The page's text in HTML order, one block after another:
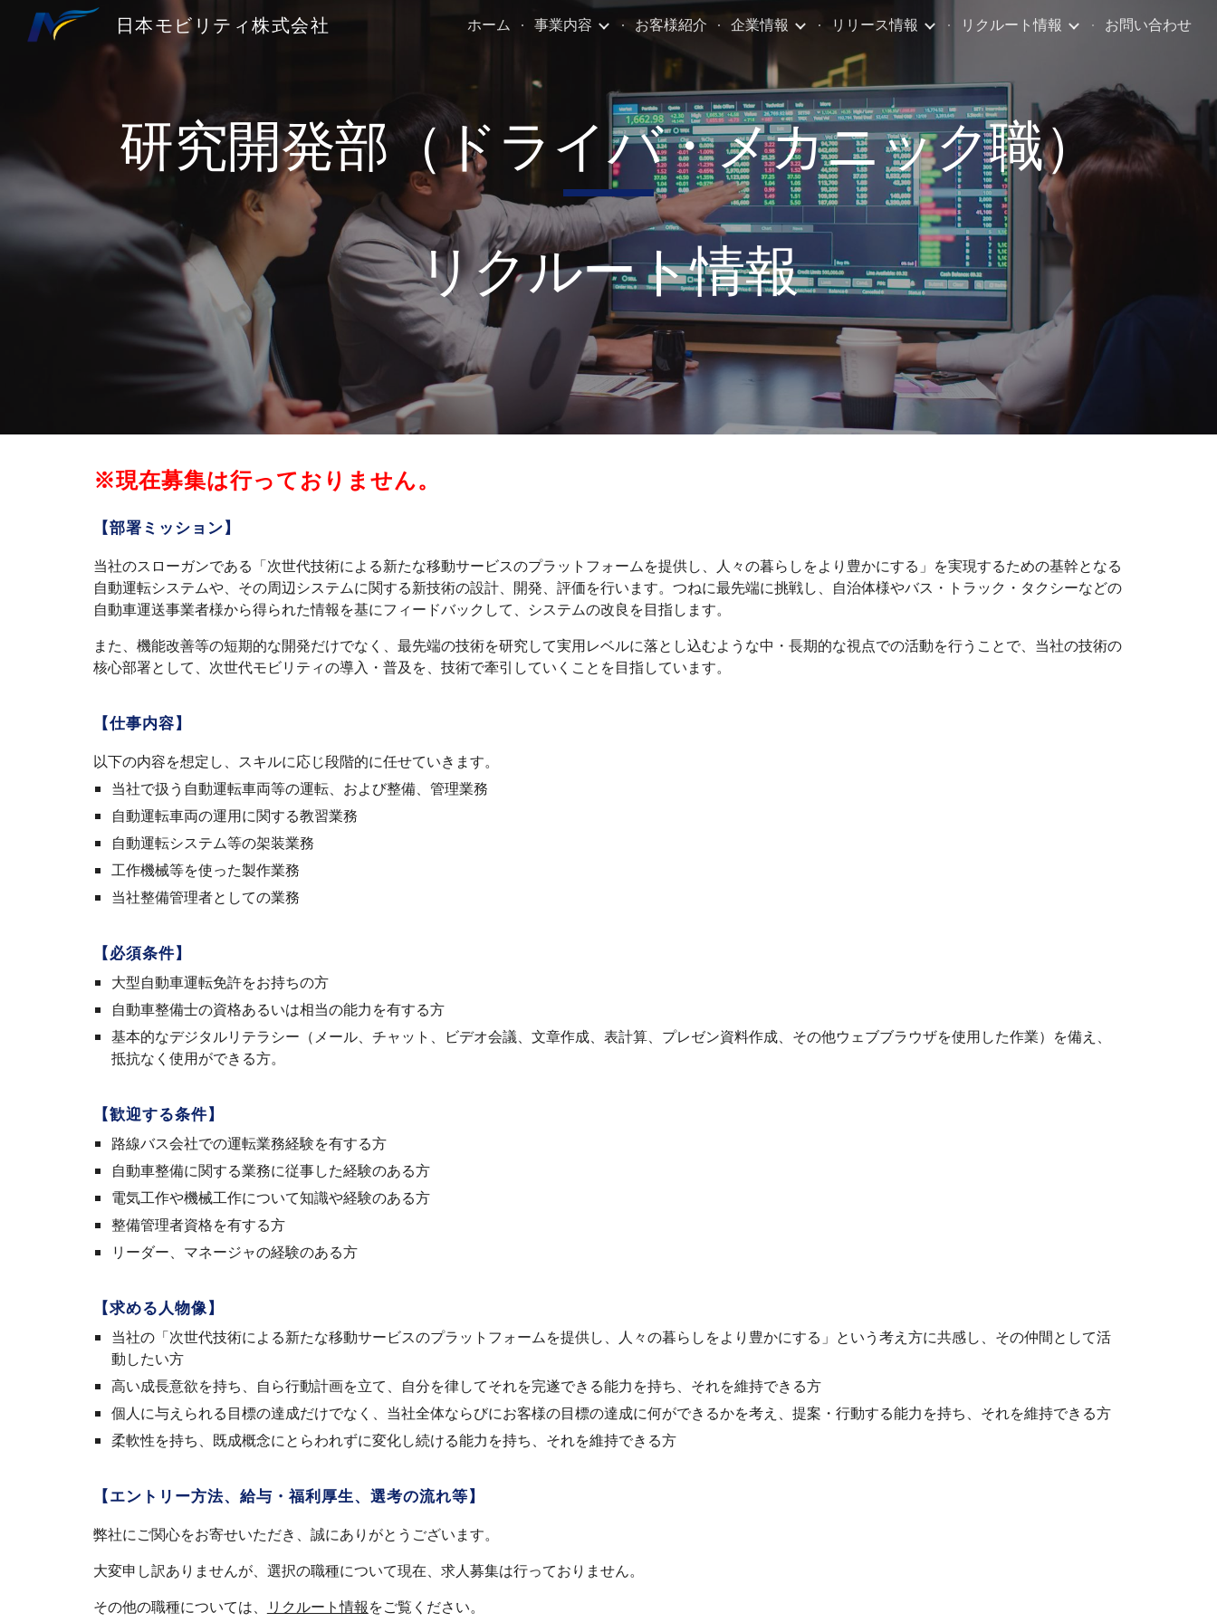
Skip to main content Skip to navigation
日本モビリティ株式会社 ホーム 事業内容 お客様紹介 企業情報 リリース情報 リクルート情報 お問い合わせ
研究開発部（ドライバ・メカニック職）
リクルート情報
※現在募集は行っておりません。
【部署ミッション】
当社のスローガンである「次世代技術による新たな移動サービスのプラットフォームを提供し、人々の暮らしをより豊かにする」を実現するための基幹となる
自動運転システムや、その周辺システムに関する新技術の設計、開発、評価を行います。つねに最先端に挑戦し、自治体様やバス・トラック・タクシーなどの
自動車運送事業者様から得られた情報を基にフィードバックして、システムの改良を目指します。
また、機能改善等の短期的な開発だけでなく、最先端の技術を研究して実用レベルに落とし込むような中・長期的な視点での活動を行うことで、当社の技術の
核心部署として、次世代モビリティの導入・普及を、技術で牽引していくことを目指しています。
【仕事内容】
以下の内容を想定し、スキルに応じ段階的に任せていきます。
当社で扱う自動運転車両等の運転、および整備、管理業務
自動運転車両の運用に関する教習業務
自動運転システム等の架装業務
工作機械等を使った製作業務
当社整備管理者としての業務
【必須条件】
大型自動車運転免許をお持ちの方
自動車整備士の資格あるいは相当の能力を有する方
基本的なデジタルリテラシー（メール、チャット、ビデオ会議、文章作成、表計算、プレゼン資料作成、その他ウェブブラウザを使用した作業）を備え、
抵抗なく使用ができる方。
【歓迎する条件】
路線バス会社での運転業務経験を有する方
自動車整備に関する業務に従事した経験のある方
電気工作や機械工作について知識や経験のある方
整備管理者資格を有する方
リーダー、マネージャの経験のある方
【求める人物像】
当社の「次世代技術による新たな移動サービスのプラットフォームを提供し、人々の暮らしをより豊かにする」という考え方に共感し、その仲間として活
動したい方
高い成長意欲を持ち、自ら行動計画を立て、自分を律してそれを完遂できる能力を持ち、それを維持できる方
個人に与えられる目標の達成だけでなく、当社全体ならびにお客様の目標の達成に何ができるかを考え、提案・行動する能力を持ち、それを維持できる方
柔軟性を持ち、既成概念にとらわれずに変化し続ける能力を持ち、それを維持できる方
【エントリー方法、給与・福利厚生、選考の流れ等】
弊社にご関心をお寄せいただき、誠にありがとうございます。
大変申し訳ありませんが、選択の職種について現在、求人募集は行っておりません。
その他の職種については、
リクルート情報をご覧ください。